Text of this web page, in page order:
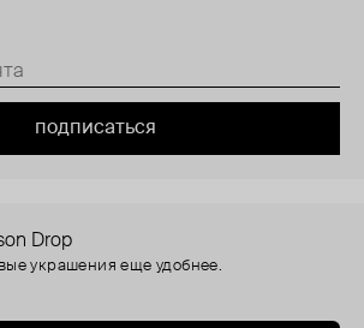
подписаться
Drop
украшения еще удобнее.